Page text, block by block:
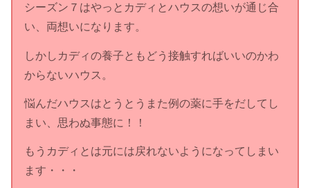
シーズン７はやっとカディとハウスの想いが通じ合
い、両想いになります。
しかしカディの養子ともどう接触すればいいのかわ
からないハウス。
悩んだハウスはとうとうまた例の薬に手をだしてし
まい、思わぬ事態に！！
もうカディとは元には戻れないようになってしまい
ます・・・